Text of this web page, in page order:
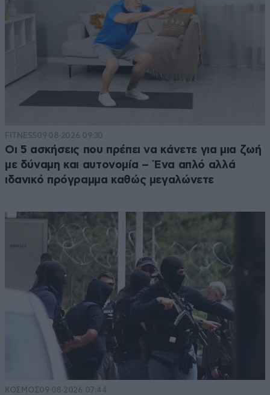
FITNESS09·08·2026 09:30
Οι 5 ασκήσεις που πρέπει να κάνετε για μια ζωή
με δύναμη και αυτονομία – Ένα απλό αλλά
ιδανικό πρόγραμμα καθώς μεγαλώνετε
ΚΟΣΜΟΣ09·08·2026 07:44